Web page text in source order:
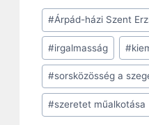
Post
Tags:
#Árpád-házi Szent
#irgalmasság #
#sorsközösség a
#szeretet műalkotása